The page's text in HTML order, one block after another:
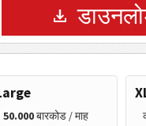
50.000बारकोड / माह